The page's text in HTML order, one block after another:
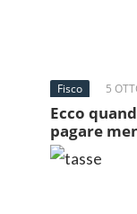
Fisco 5
Ecco
pagare